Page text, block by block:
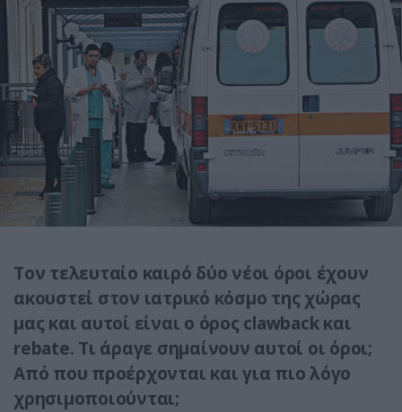
Τον τελευταίο καιρό δύο νέοι όροι έχουν
ακουστεί στον ιατρικό κόσμο της χώρας
μας και αυτοί είναι ο όρος clawback και
rebate. Τι άραγε σημαίνουν αυτοί οι όροι;
Από που προέρχονται και για πιο λόγο
χρησιμοποιούνται;